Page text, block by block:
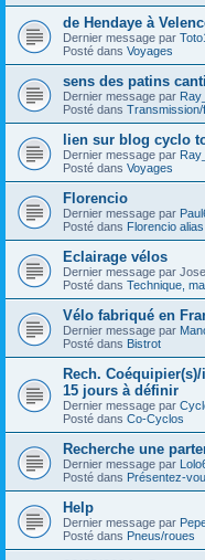
de Hendaye à
Dernier message par
Posté dans Voyages
sens des patins
Dernier message par
Posté dans Transmission/
lien sur blog cyclo
Dernier message par
Posté dans Voyages
Florencio
Dernier message par
Posté dans Florencio
Eclairage vélos
Dernier message par
Posté dans Technique,
Vélo fabriqué en
Dernier message par
Posté dans Bistrot
Rech.
15 jours à définir
Dernier message par
Posté dans Co-Cyclos
Recherche une
Dernier message par
Posté dans Présentez-
Help
Dernier message par
Posté dans Pneus/roues